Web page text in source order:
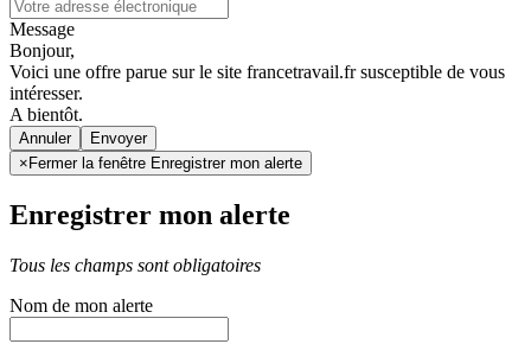
Message
Bonjour,
Voici une offre parue sur le site francetravail.fr susceptible de vous
intéresser.
A bientôt.
Annuler
× Fermer la fenêtre Enregistrer mon alerte
Enregistrer mon alerte
Tous les champs sont obligatoires
Nom de mon alerte